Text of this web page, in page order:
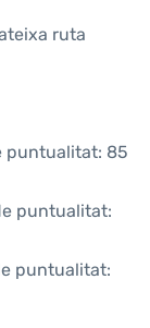
ruta
puntualitat: 85
puntualitat:
puntualitat: